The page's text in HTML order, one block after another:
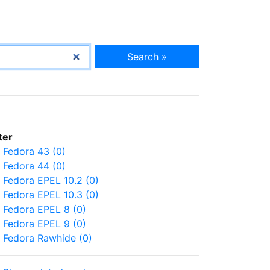
Search »
Fedora 43 (0)
Fedora 44 (0)
Fedora EPEL 10.2 (0)
Fedora EPEL 10.3 (0)
Fedora EPEL 8 (0)
Fedora EPEL 9 (0)
Fedora Rawhide (0)